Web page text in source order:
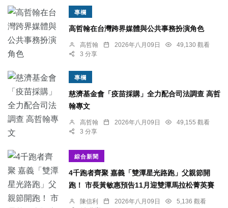
專欄
高哲翰在台灣跨界媒體與公共事務扮演角色
高哲翰 2026年八月09日
49,130 觀看
3 分享
專欄
慈濟基金會「疫苗採購」全力配合司法調查 高哲
翰專文
高哲翰 2026年八月09日
49,155 觀看
3 分享
綜合新聞
4千跑者齊聚 嘉義「雙潭星光路跑」父親節開
跑！ 市長黃敏惠預告11月迎雙潭馬拉松菁英賽
陳信利 2026年八月09日
5,136 觀看